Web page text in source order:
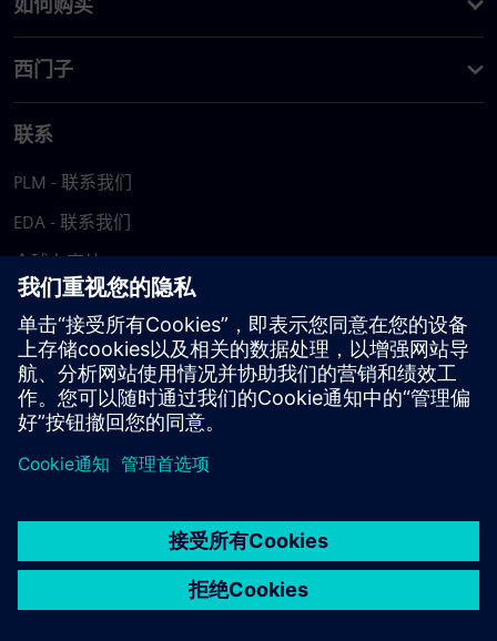
如何购买
西门子
联系
PLM - 联系我们
EDA - 联系我们
全球办事处
支持中心
提供反馈
报告盗版行为
© Siemens2026